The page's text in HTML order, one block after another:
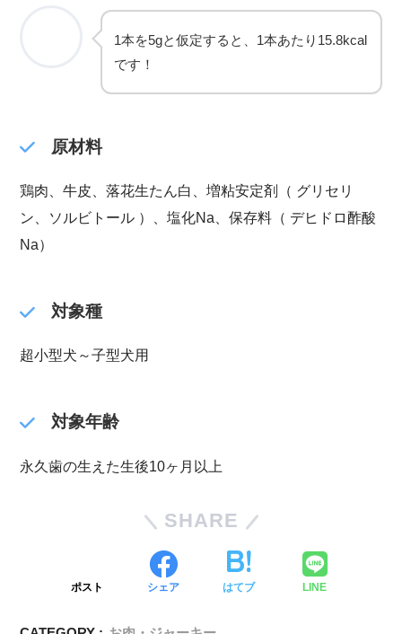
1本を5gと仮定すると、1本あたり15.8kcal
です！
原材料
鶏肉、牛皮、落花生たん白、増粘安定剤（ グリセリ
ン、ソルビトール ）、塩化Na、保存料（ デヒドロ酢酸
Na）
対象種
超小型犬～子型犬用
対象年齢
永久歯の生えた生後10ヶ月以上
SHARE
ポスト シェア はてブ LINE